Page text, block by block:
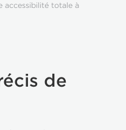
accessibilité totale à
de